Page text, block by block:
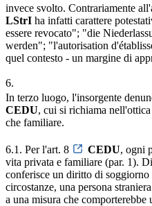
invece svolto. Contrariamente
LStrI ha infatti carattere
essere revocato"; "die
werden"; "l'autorisation
quel contesto - un margine di
6.
In terzo luogo, l'insorgente
CEDU, cui si richiama
che familiare.
6.1. Per l'art. 8 CEDU, ogni
vita privata e familiare (par. 1).
conferisce un diritto di
circostanze, una persona
a una misura che